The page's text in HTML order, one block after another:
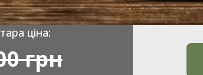
ціна:
грн